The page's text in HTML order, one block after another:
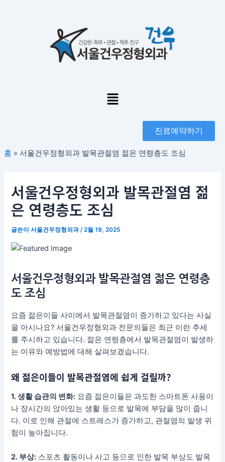
Menu
진료예약하기
홈 » 서울건우정형외과 발목관절염 젊은 연령층도 조심
서울건우정형외과 발목관절염 젊
은 연령층도 조심
글쓴이서울건우정형외과/2월 19, 2025
서울건우정형외과 발목관절염 젊은 연령층
도 조심
요즘 젊은이들 사이에서 발목관절염이 증가하고 있다는 사실
을 아시나요? 서울건우정형외과 전문의들은 최근 이런 추세
를 주시하고 있습니다. 젊은 연령층에서 발목관절염이 발생하
는 이유와 예방법에 대해 살펴보겠습니다.
왜 젊은이들이 발목관절염에 쉽게 걸릴까?
1. 생활 습관의 변화: 요즘 젊은이들은 과도한 스마트폰 사용이
나 장시간의 앉아있는 생활 등으로 발목에 부담을 많이 줍니
다. 이로 인해 관절에 스트레스가 증가하고, 관절염의 발생 위
험이 높아집니다.
2. 부상: 스포츠 활동이나 사고 등으로 인한 발목 부상도 발목